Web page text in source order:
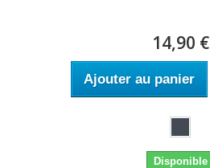
14,90 €
Ajouter au panier
Disponible